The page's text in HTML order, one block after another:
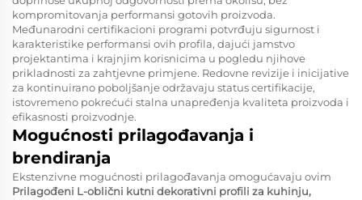
kompromitovanja performansi gotovih proizvoda.
Međunarodni certifikacioni programi potvrđuju sigurnost i
karakteristike performansi ovih profila, dajući jamstvo
projektantima i krajnjim korisnicima u pogledu njihove
prikladnosti za zahtjevne primjene. Redovne revizije i inicijative
za kontinuirano poboljšanje održavaju status certifikacije,
istovremeno pokrećući stalna unapređenja kvaliteta proizvoda i
efikasnosti proizvodnje.
Mogućnosti prilagođavanja i
brendiranja
Ekstenzivne mogućnosti prilagođavanja omogućavaju ovim
Prilagođeni L-oblični kutni dekorativni profili za kuhinju,